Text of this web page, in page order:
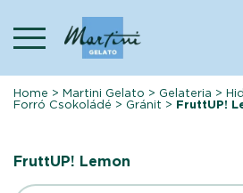
content
Home >Martini Gelato > Gelateria >
Forró Csokoládé > Gránit > FruttUP!
FruttUP! Lemon